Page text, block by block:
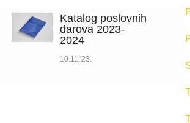
Katalog poslovnih
darova 2023-
2024
10.11.'23.